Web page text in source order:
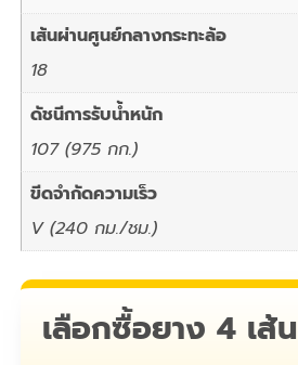
เส้นผ่านศูนย์กลางกระทะล้อ
18
ดัชนีการรับน้ำหนัก
107 (975 กก.)
ขีดจำกัดความเร็ว
V (240 กม./ชม.)
เลือกซื้อยาง 4 เส้น